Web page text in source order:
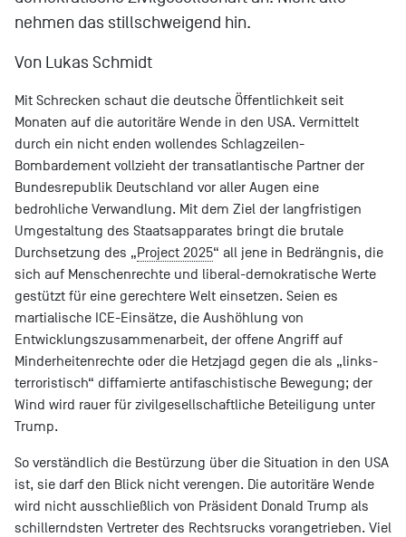
nehmen das stillschweigend hin.
Von Lukas Schmidt
Mit Schrecken schaut die deutsche Öffentlichkeit seit
Monaten auf die autoritäre Wende in den USA. Vermittelt
durch ein nicht enden wollendes Schlagzeilen-
Bombardement vollzieht der transatlantische Partner der
Bundesrepublik Deutschland vor aller Augen eine
bedrohliche Verwandlung. Mit dem Ziel der langfristigen
Umgestaltung des Staatsapparates bringt die brutale
Durchsetzung des „Project 2025“ all jene in Bedrängnis, die
sich auf Menschenrechte und liberal-demokratische Werte
gestützt für eine gerechtere Welt einsetzen. Seien es
martialische ICE-Einsätze, die Aushöhlung von
Entwicklungszusammenarbeit, der offene Angriff auf
Minderheitenrechte oder die Hetzjagd gegen die als „links-
terroristisch“ diffamierte antifaschistische Bewegung; der
Wind wird rauer für zivilgesellschaftliche Beteiligung unter
Trump.
So verständlich die Bestürzung über die Situation in den USA
ist, sie darf den Blick nicht verengen. Die autoritäre Wende
wird nicht ausschließlich von Präsident Donald Trump als
schillerndsten Vertreter des Rechtsrucks vorangetrieben. Viel